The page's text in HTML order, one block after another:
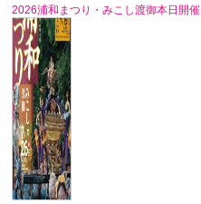
2026浦和まつり・みこし渡御本日開催